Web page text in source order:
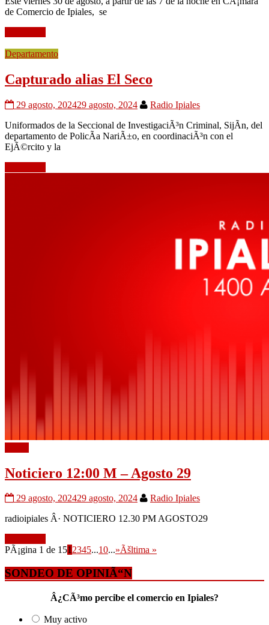
de Comercio de Ipiales, se
Departamento
Capturado alias El Seco
29 agosto, 202429 agosto, 2024
Radio Ipiales
Uniformados de la Seccional de InvestigaciÃ³n Criminal, SijÃ­n, del
departamento de PolicÃ­a NariÃ±o, en coordinaciÃ³n con el
EjÃ©rcito y la
Noticiero 12:00 M – Agosto 29
29 agosto, 202429 agosto, 2024
Radio Ipiales
radioipiales Â· NOTICIERO 12.30 PM AGOSTO29
PÃ¡gina 1 de 1512345...10...»Ãšltima »
SONDEO DE OPINIÃ“N
Â¿CÃ³mo percibe el comercio en Ipiales?
Muy activo